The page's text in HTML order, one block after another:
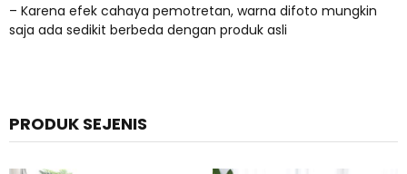
– Karena efek cahaya pemotretan, warna difoto mungkin
saja ada sedikit berbeda dengan produk asli
PRODUK SEJENIS